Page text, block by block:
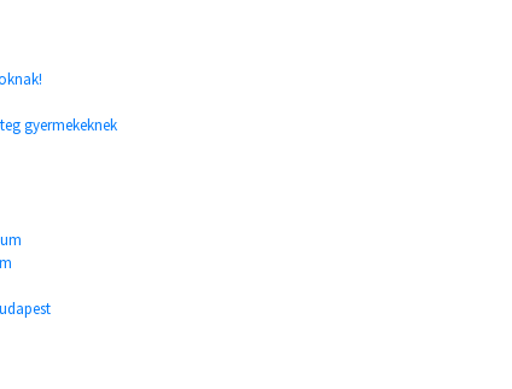
gyermekeknek